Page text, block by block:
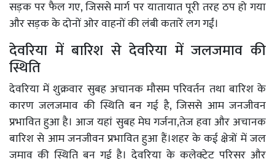
सड़क पर फैल गए, जिससे मार्ग पर यातायात पूरी तरह ठप हो गया
और सड़क के दोनों ओर वाहनों की लंबी कतारें लग गईं।
देवरिया में बारिश से देवरिया में जलजमाव की
स्थिति
देवरिया में शुक्रवार सुबह अचानक मौसम परिवर्तन तथा बारिश के
कारण जलजमाव की स्थिति बन गई है, जिससे आम जनजीवन
प्रभावित हुआ है। आज यहां सुबह मेघ गर्जना,तेज हवा और अचानक
बारिश से आम जनजीवन प्रभावित हुआ हैं।शहर के कई क्षेत्रों में जल
जमाव की स्थिति बन गई है। देवरिया के कलेक्ट्रेट परिसर और